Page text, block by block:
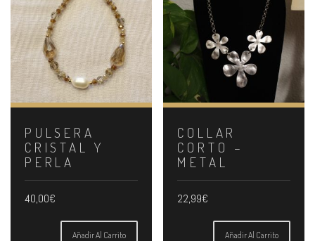
PULSERA
CRISTAL Y
PERLA
40,00€
Añadir Al Carrito
COLLAR
CORTO –
METAL
22,99€
Añadir Al Carrito